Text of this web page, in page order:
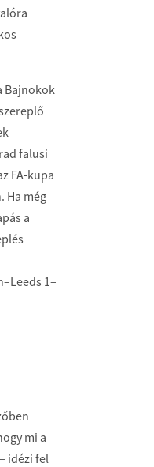
Bajnokok
falusi
FA-kupa
Ha még
a
1–
mi a
idézi fel